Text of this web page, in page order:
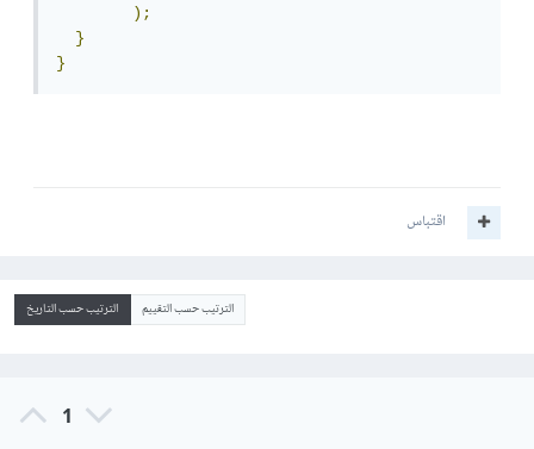
);
}
}
اقتباس
الترتيب حسب التقييم الترتيب حسب التاريخ
1